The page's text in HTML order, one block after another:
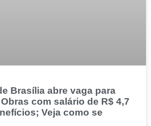
Brasília abre vaga para
com salário de R$ 4,7
Veja como se